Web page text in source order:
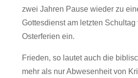
zwei Jahren Pause wieder zu
Gottesdienst am letzten Schultag
Osterferien ein.
Frieden, so lautet auch die
mehr als nur Abwesenheit von